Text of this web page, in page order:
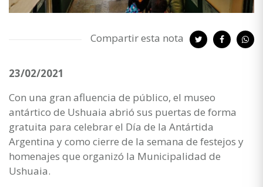
Compartir esta nota
23/02/2021
Con una gran afluencia de público, el museo
antártico de Ushuaia abrió sus puertas de forma
gratuita para celebrar el Día de la Antártida
Argentina y como cierre de la semana de festejos y
homenajes que organizó la Municipalidad de
Ushuaia.